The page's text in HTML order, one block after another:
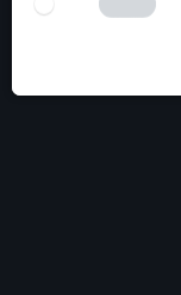
I AM HUMAN